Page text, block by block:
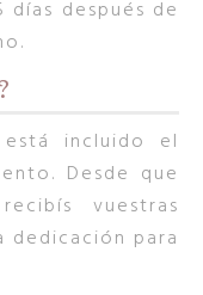
días después de
incluido el
Desde que
vuestras
para